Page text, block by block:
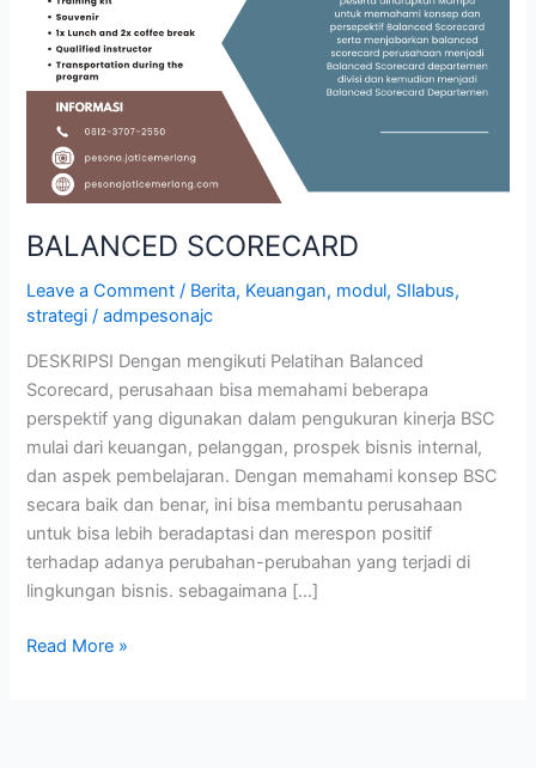
BALANCED SCORECARD
Leave a Comment / Berita, Keuangan, modul, SIlabus,
strategi /admpesonajc
DESKRIPSI Dengan mengikuti Pelatihan Balanced
Scorecard, perusahaan bisa memahami beberapa
perspektif yang digunakan dalam pengukuran kinerja BSC
mulai dari keuangan, pelanggan, prospek bisnis internal,
dan aspek pembelajaran. Dengan memahami konsep BSC
secara baik dan benar, ini bisa membantu perusahaan
untuk bisa lebih beradaptasi dan merespon positif
terhadap adanya perubahan-perubahan yang terjadi di
lingkungan bisnis. sebagaimana […]
Read More »